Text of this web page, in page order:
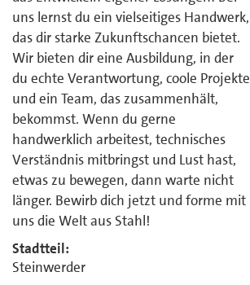
uns lernst du ein vielseitiges Handwerk,
das dir starke Zukunftschancen bietet.
Wir bieten dir eine Ausbildung, in der
du echte Verantwortung, coole Projekte
und ein Team, das zusammenhält,
bekommst. Wenn du gerne
handwerklich arbeitest, technisches
Verständnis mitbringst und Lust hast,
etwas zu bewegen, dann warte nicht
länger. Bewirb dich jetzt und forme mit
uns die Welt aus Stahl!
Stadtteil:
Steinwerder